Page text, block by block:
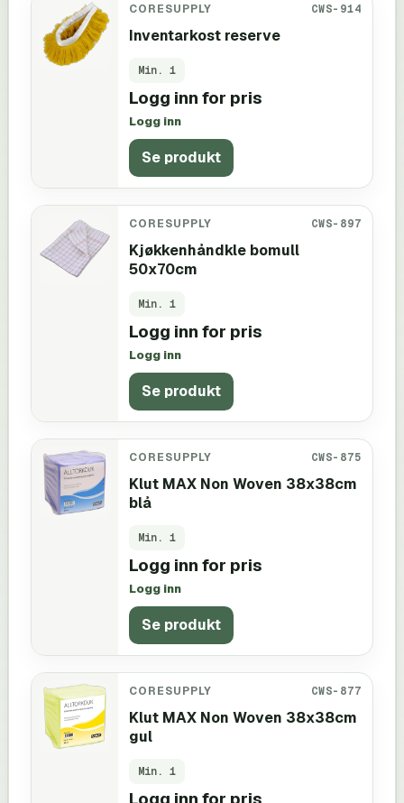
CORESUPPLY CWS-914
Inventarkost reserve
Min. 1
Logg inn for pris
Logg inn
Se produkt
CORESUPPLY CWS-897
Kjøkkenhåndkle bomull
50x70cm
Min. 1
Logg inn for pris
Logg inn
Se produkt
CORESUPPLY CWS-875
Klut MAX Non Woven 38x38cm
blå
Min. 1
Logg inn for pris
Logg inn
Se produkt
CORESUPPLY CWS-877
Klut MAX Non Woven 38x38cm
gul
Min. 1
Logg inn for pris